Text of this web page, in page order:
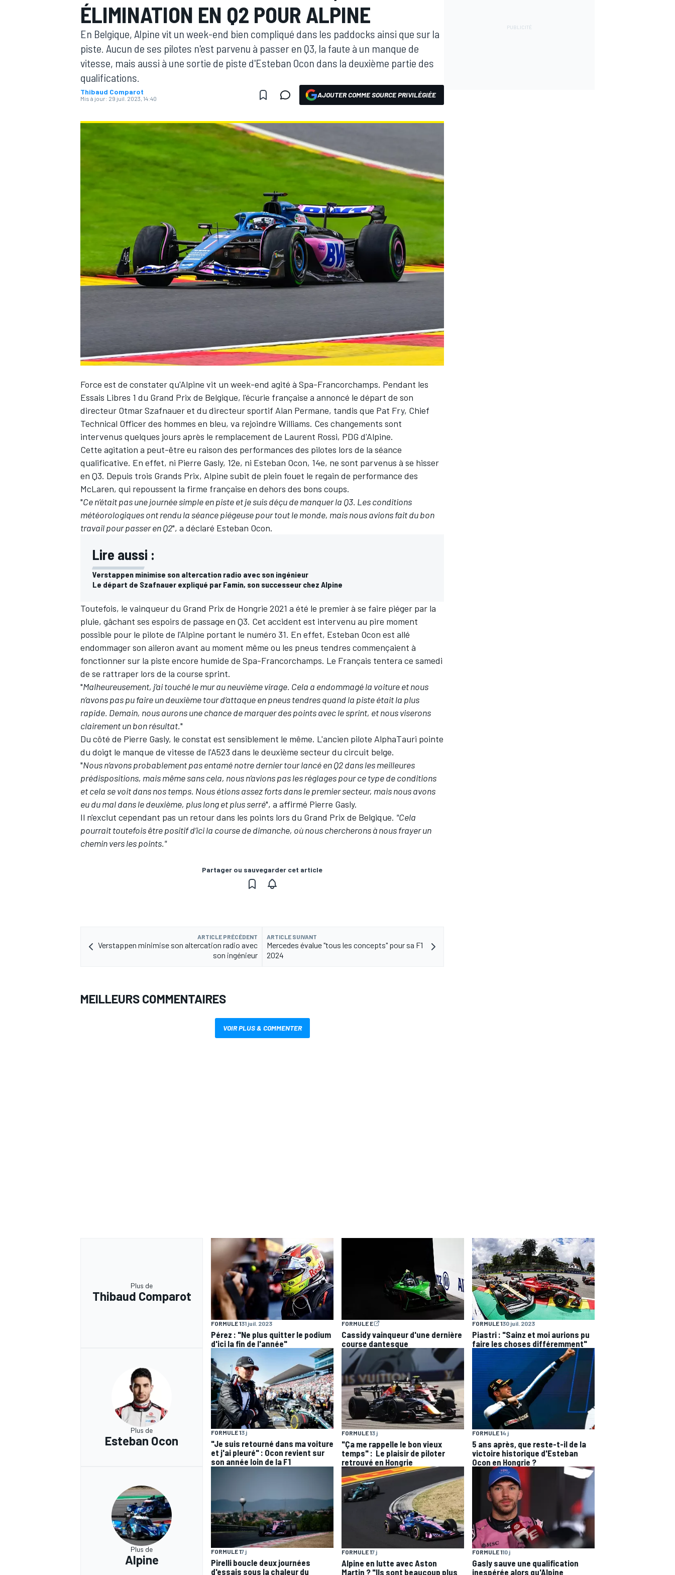
MOTOGP
WEC
ÉLIMINATION EN Q2 POUR ALPINE
En Belgique, Alpine vit un week-end bien compliqué dans les paddocks ainsi que sur la
piste. Aucun de ses pilotes n'est parvenu à passer en Q3, la faute à un manque de
vitesse, mais aussi à une sortie de piste d'Esteban Ocon dans la deuxième partie des
qualifications.
Thibaud Comparot
Mis à jour: 29 juil. 2023, 14:40 AJOUTER COMME SOURCE PRIVILÉGIÉE
Force est de constater qu'Alpine vit un week-end agité à Spa-Francorchamps. Pendant les
Essais Libres 1 du Grand Prix de Belgique, l'écurie française a annoncé le départ de son
directeur Otmar Szafnauer et du directeur sportif Alan Permane, tandis que Pat Fry, Chief
Technical Officer des hommes en bleu, va rejoindre Williams. Ces changements sont
intervenus quelques jours après le remplacement de Laurent Rossi, PDG d'Alpine.
Cette agitation a peut-être eu raison des performances des pilotes lors de la séance
qualificative. En effet, ni Pierre Gasly, 12e, ni Esteban Ocon, 14e, ne sont parvenus à se hisser
en Q3. Depuis trois Grands Prix, Alpine subit de plein fouet le regain de performance des
McLaren, qui repoussent la firme française en dehors des bons coups.
"Ce n’était pas une journée simple en piste et je suis déçu de manquer la Q3. Les conditions
météorologiques ont rendu la séance piégeuse pour tout le monde, mais nous avions fait du bon
travail pour passer en Q2", a déclaré Esteban Ocon.
Lire aussi :
Verstappen minimise son altercation radio avec son ingénieur
Le départ de Szafnauer expliqué par Famin, son successeur chez Alpine
Toutefois, le vainqueur du Grand Prix de Hongrie 2021 a été le premier à se faire piéger par la
pluie, gâchant ses espoirs de passage en Q3. Cet accident est intervenu au pire moment
possible pour le pilote de l'Alpine portant le numéro 31. En effet, Esteban Ocon est allé
endommager son aileron avant au moment même ou les pneus tendres commençaient à
fonctionner sur la piste encore humide de Spa-Francorchamps. Le Français tentera ce samedi
de se rattraper lors de la course sprint.
"Malheureusement, j’ai touché le mur au neuvième virage. Cela a endommagé la voiture et nous
n’avons pas pu faire un deuxième tour d’attaque en pneus tendres quand la piste était la plus
rapide. Demain, nous aurons une chance de marquer des points avec le sprint, et nous viserons
clairement un bon résultat."
Du côté de Pierre Gasly, le constat est sensiblement le même. L'ancien pilote AlphaTauri pointe
du doigt le manque de vitesse de l'A523 dans le deuxième secteur du circuit belge.
"Nous n’avons probablement pas entamé notre dernier tour lancé en Q2 dans les meilleures
prédispositions, mais même sans cela, nous n’avions pas les réglages pour ce type de conditions
et cela se voit dans nos temps. Nous étions assez forts dans le premier secteur, mais nous avons
eu du mal dans le deuxième, plus long et plus serré", a affirmé Pierre Gasly.
Il n'exclut cependant pas un retour dans les points lors du Grand Prix de Belgique. "Cela
pourrait toutefois être positif d’ici la course de dimanche, où nous chercherons à nous frayer un
chemin vers les points."
Partager ou sauvegarder cet article
ARTICLE PRÉCÉDENT
Verstappen minimise son altercation radio avec
son ingénieur
ARTICLE SUIVANT
Mercedes évalue "tous les concepts" pour sa F1
2024
MEILLEURS COMMENTAIRES
VOIR PLUS & COMMENTER
Plus de
Thibaud Comparot
FORMULE 131 juil. 2023
Pérez : "Ne plus quitter le podium
d'ici la fin de l'année"
FORMULE E
Cassidy vainqueur d'une dernière
course dantesque
FORMULE 130 juil. 2023
Piastri : "Sainz et moi aurions pu
faire les choses différemment"
Plus de
Esteban Ocon
FORMULE 13 j
"Je suis retourné dans ma voiture
et j'ai pleuré" : Ocon revient sur
son année loin de la F1
FORMULE 13 j
"Ça me rappelle le bon vieux
temps" : Le plaisir de piloter
retrouvé en Hongrie
FORMULE 14 j
5 ans après, que reste-t-il de la
victoire historique d'Esteban
Ocon en Hongrie ?
Plus de
Alpine
FORMULE 17 j
Pirelli boucle deux journées
d'essais sous la chaleur du
FORMULE 17 j
Alpine en lutte avec Aston
Martin ? "Ils sont beaucoup plus
FORMULE 110 j
Gasly sauve une qualification
inespérée alors qu'Alpine